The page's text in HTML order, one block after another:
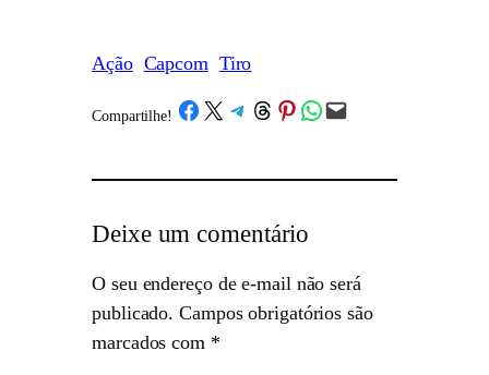
Ação Capcom Tiro
Compartilhe! /Share on Facebook
Share on X Share on Telegram
Share on Threads
Share on Pinterest
Share on WhatsApp
Email this Page
Deixe um comentário
O seu endereço de e-mail não será
publicado. Campos obrigatórios são
marcados com *